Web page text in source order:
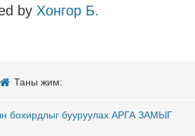
by Хонгор Б.
Таны жим:
бохирдлыг бууруулах АРГА ЗАМЫГ